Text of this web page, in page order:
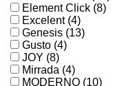
Element Click (8)
Excelent (4)
Genesis (13)
Gusto (4)
JOY (8)
Mirrada (4)
MODERNO (10)